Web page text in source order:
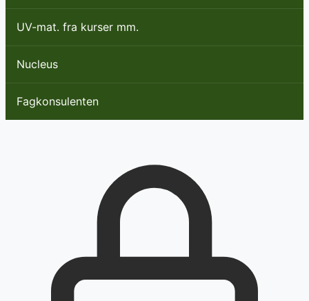
UV-mat. fra kurser mm.
Nucleus
Fagkonsulenten